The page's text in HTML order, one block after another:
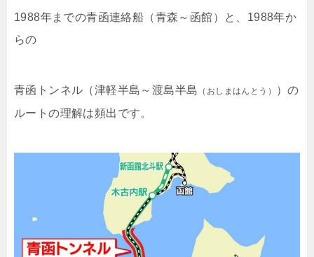
1988年までの青函連絡船（青森～函館）と、1988年か
らの
青函トンネル（津軽半島～渡島半島 （おしまはんとう）
）の
ルートの理解は頻出です。